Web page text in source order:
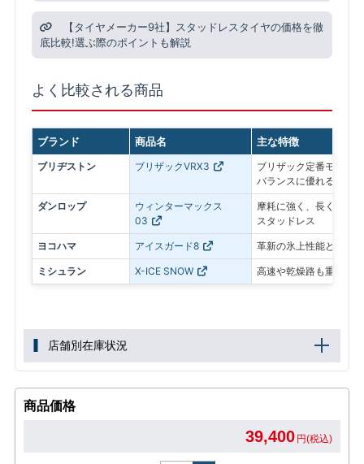
【タイヤメーカー9社】スタッドレスタイヤの価格を徹
底比較!選ぶ際のポイントも解説
よく比較される商品
ブランド 商品名 主な特徴
ブリヂストン ブリザックVRX3
ブリザック定番モデル
バランスに優れる
ダンロップ
ウィンターマックス
03
摩耗に強く、長く使い
スタッドレス
ヨコハマ アイスガード8 革新の氷上性能と静粛
ミシュラン X-ICE SNOW 高速や乾燥路も重視し
店舗別在庫状況
商品価格
39,400 円(税込)